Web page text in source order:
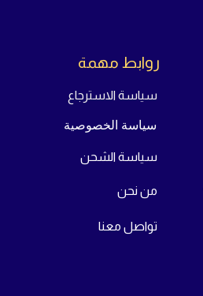
روابط مهمة
سياسة الاسترجاع
سياسة الخصوصية
سياسة الشحن
من نحن
تواصل معنا